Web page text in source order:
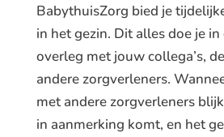
BabythuisZorg bied je
in het gezin. Dit alles doe je
overleg met jouw collega’s,
andere zorgverleners.
met andere zorgverleners
in aanmerking komt, en het